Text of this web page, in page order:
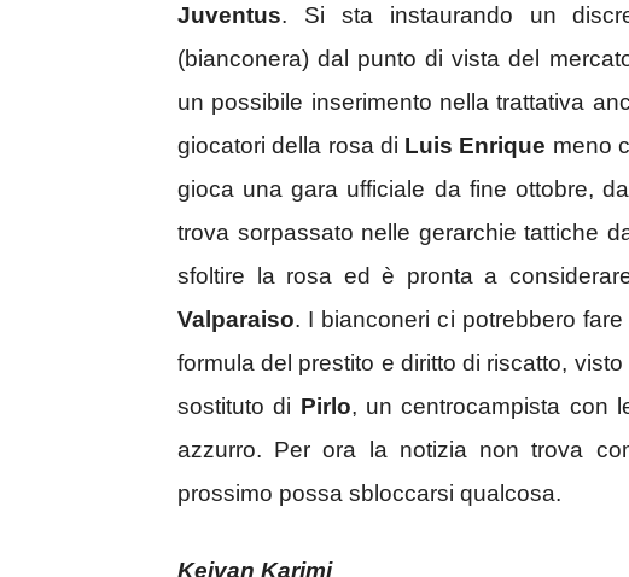
Juventus. Si sta instaurando un
(bianconera) dal punto di vista del
un possibile inserimento nella trattativa
giocatori della rosa di Luis Enrique meno
gioca una gara ufficiale da fine ottobre,
trova sorpassato nelle gerarchie tattiche
sfoltire la rosa ed è pronta a
Valparaiso. I bianconeri ci potrebbero
formula del prestito e diritto di riscatto,
sostituto di Pirlo, un centrocampista con
azzurro. Per ora la notizia non trova
prossimo possa sbloccarsi qualcosa.
Keivan Karimi